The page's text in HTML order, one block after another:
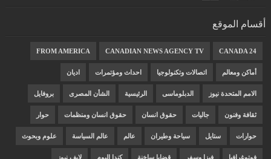
أقسام الموقع
CANADA 24
CANADIAN NEWS AGENCY TV
FROM AMERICA
أماكن ومعالم اتصالات وتكنولوجيا احداث ومؤتمرات اديان
الامم المتحدة نيوز الدبلوماسى الرئيسية الشأن المصرى بروفايل
ثقافة وفنون جاليات حقوق انسان حقوق انسان ومنظمات حوار
حوارات ستايل سياحة وطيران عالم عالم السياسة علوم وبحوث
فوتوغرافيا فيزا وسفر قضايا ساخنة كندا اليوم لايف نيوز